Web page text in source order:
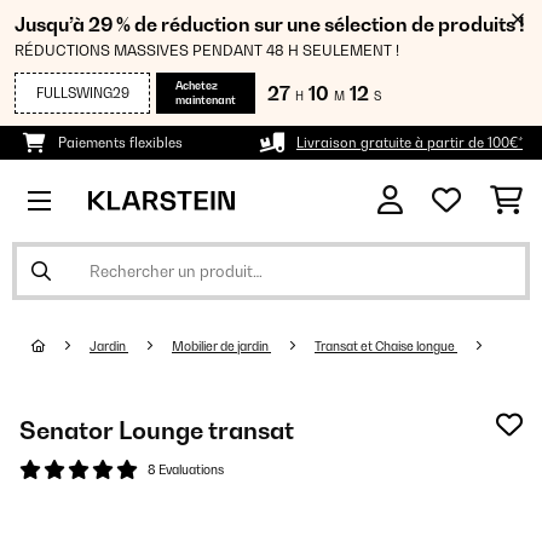
Jusqu’à 29 % de réduction sur une sélection de produits !
RÉDUCTIONS MASSIVES PENDANT 48 H SEULEMENT !
FULLSWING29
Achetez
maintenant
27 H 10 M 12 S
Paiements flexibles Livraison gratuite à partir de 100€*
Jardin Mobilier de jardin Transat et Chaise longue
Senator Lounge transat
8 Evaluations